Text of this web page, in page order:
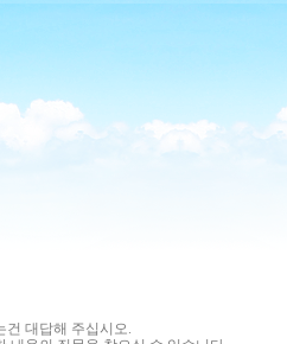
건 대답해 주십시오.